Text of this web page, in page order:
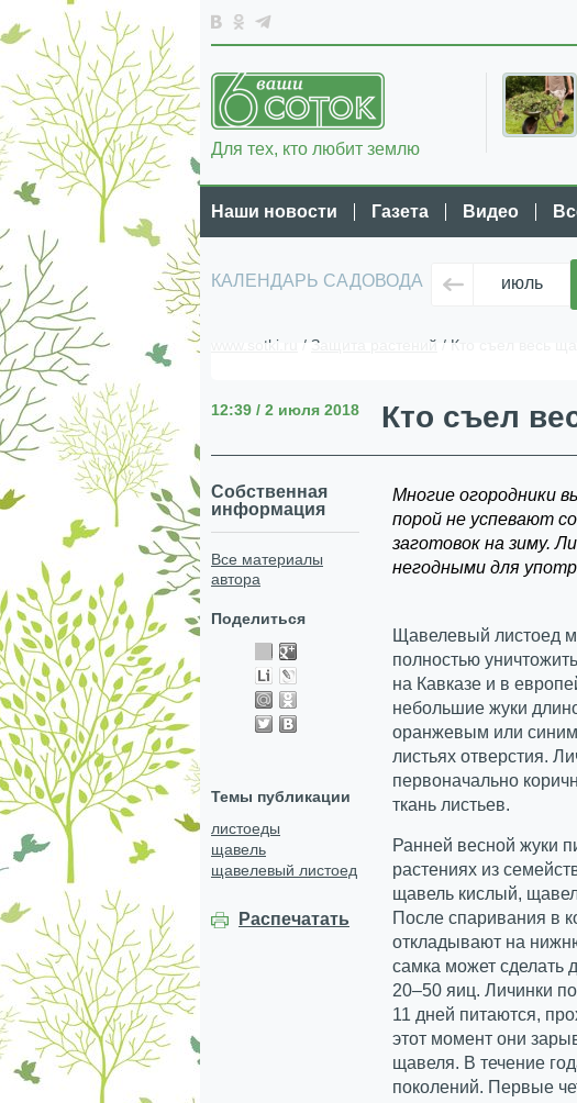
Для тех, кто любит землю
Наши новости Газета Видео
КАЛЕНДАРЬ САДОВОДА июль
www.sotki.ru / Защита растений / Кто съел весь
12:39 / 2 июля 2018 Кто съел
Собственная
информация
Все материалы
автора
Поделиться
Темы публикации
листоеды
щавель
щавелевый листоед
Распечатать
Многие огородники
порой не успевают
заготовок на зиму.
негодными для
Щавелевый листоед
полностью
на Кавказе и в
небольшие жуки
оранжевым или
листьях отверстия.
первоначально
ткань листьев.
Ранней весной жуки
растениях из
щавель кислый,
После спаривания в
откладывают на
самка может сделать
20–50 яиц. Личинки
11 дней питаются,
этот момент они
щавеля. В течение
поколений. Первые